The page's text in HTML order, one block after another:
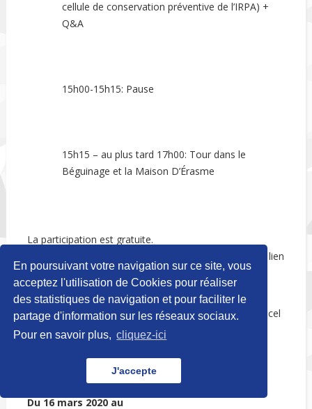
En poursuivant votre navigation sur ce site, vous
acceptez l'utilisation de Cookies pour réaliser
des statistiques de navigation et pour faciliter le
partage d'information sur les réseaux sociaux.
Pour en savoir plus, cliquez-ici
J'accepte
cellule de conservation préventive de l’IRPA) +
Q&A
15h00-15h15: Pause
15h15 – au plus tard 17h00: Tour dans le
Béguinage et la Maison D’Érasme
La participation est gratuite.
au plus tard le vendredi 14 octobre via le lien
suivant :https://bevraging.vgc.be/?
e=286031&d=e&h=4458B5536FAD6E2&l=fr
Organisation:La Commune d’Anderlecht et Erfgoedcel
Brussel de la Commission communautaire flamande
Du 16 mars 2020 au